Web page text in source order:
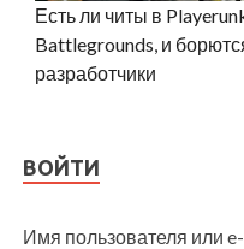
Есть ли читы в
Battlegrounds, и
разработчики
ВОЙТИ
Имя пользователя или